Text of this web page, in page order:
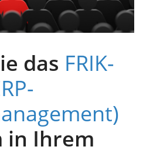
das FRIK-
in Ihrem